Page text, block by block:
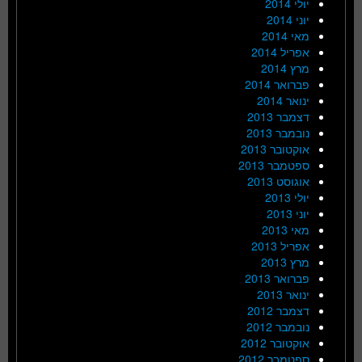
יוני 2014
מאי 2014
אפריל 2014
מרץ 2014
פברואר 2014
ינואר 2014
דצמבר 2013
נובמבר 2013
אוקטובר 2013
ספטמבר 2013
אוגוסט 2013
יולי 2013
יוני 2013
מאי 2013
אפריל 2013
מרץ 2013
פברואר 2013
ינואר 2013
דצמבר 2012
נובמבר 2012
אוקטובר 2012
ספטמבר 2012